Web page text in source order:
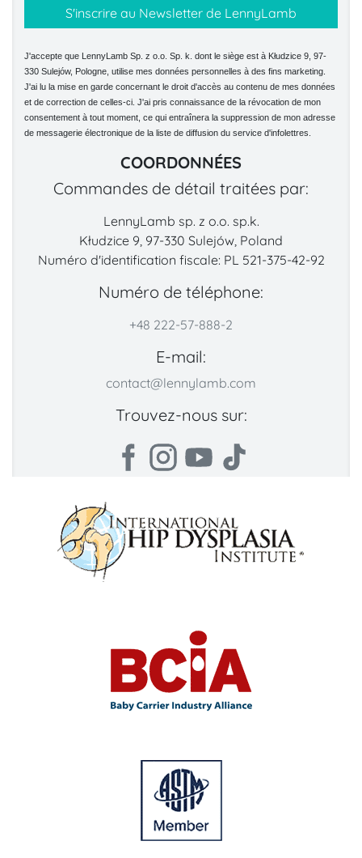
J'accepte que LennyLamb Sp. z o.o. Sp. k. dont le siège est à Kłudzice 9, 97-
330 Sulejów, Pologne, utilise mes données personnelles à des fins marketing.
J'ai lu la mise en garde concernant le droit d'accès au contenu de mes données
et de correction de celles-ci. J'ai pris connaissance de la révocation de mon
consentement à tout moment, ce qui entraînera la suppression de mon adresse
de messagerie électronique de la liste de diffusion du service d'infolettres.
COORDONNÉES
Commandes de détail traitées par:
LennyLamb sp. z o.o. sp.k.
Kłudzice 9, 97-330 Sulejów, Poland
Numéro d'identification fiscale: PL 521-375-42-92
Numéro de téléphone:
+48 222-57-888-2
E-mail:
contact@lennylamb.com
Trouvez-nous sur: